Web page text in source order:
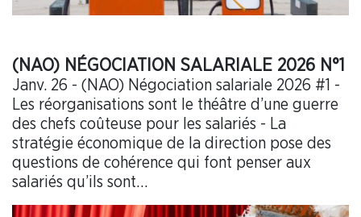
(NAO) NÉGOCIATION SALARIALE 2026 N°1
Janv. 26 - (NAO) Négociation salariale 2026 #1 -
Les réorganisations sont le théâtre d’une guerre
des chefs coûteuse pour les salariés - La
stratégie économique de la direction pose des
questions de cohérence qui font penser aux
salariés qu’ils sont…